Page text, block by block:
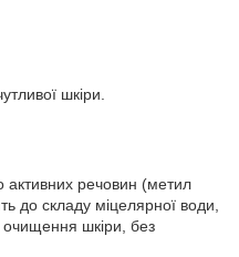
шкіри.
активних речовин (метил
до складу міцелярної води,
очищення шкіри, без